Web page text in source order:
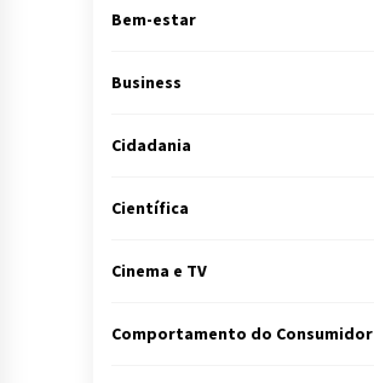
Bem-estar
Business
Cidadania
Científica
Cinema e TV
Comportamento do Consumidor